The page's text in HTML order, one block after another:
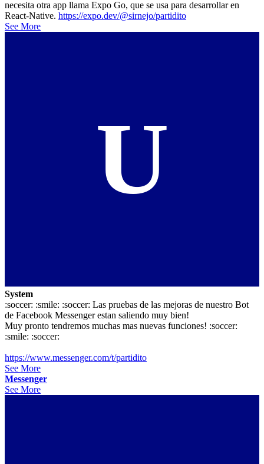
necesita otra app llama Expo Go, que se usa para desarrollar en
React-Native. https://expo.dev/@sirnejo/partidito
See More
U
System
:soccer: :smile: :soccer: Las pruebas de las mejoras de nuestro Bot
de Facebook Messenger estan saliendo muy bien!
Muy pronto tendremos muchas mas nuevas funciones! :soccer:
:smile: :soccer:
https://www.messenger.com/t/partidito
See More
Messenger
See More